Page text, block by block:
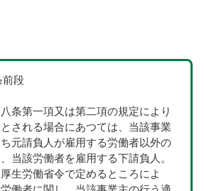
段
条第一項又は第二項の規定により
される場合にあつては、当該事業
元請負人が雇用する労働者以外の
当該労働者を雇用する下請負人。
生労働省令で定めるところによ